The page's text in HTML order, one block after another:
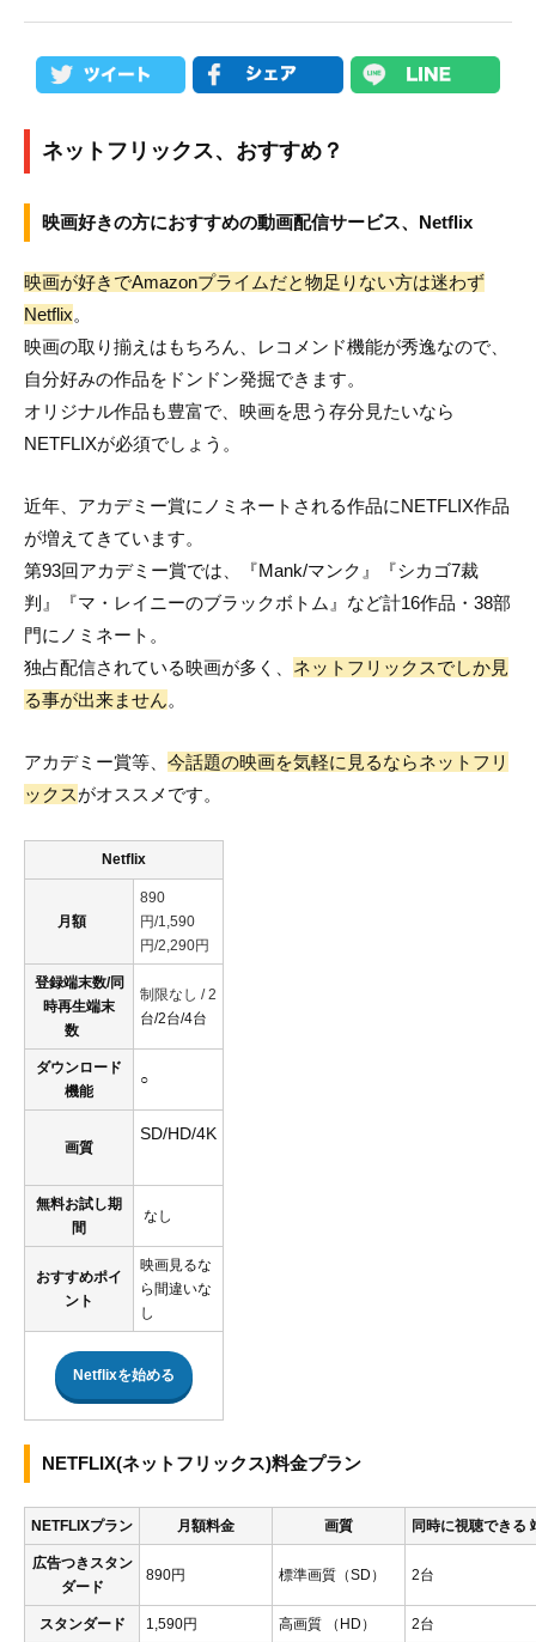
ネットフリックス、おすすめ？
映画好きの方におすすめの動画配信サービス、Netflix
映画が好きでAmazonプライムだと物足りない方は迷わず
Netflix。
映画の取り揃えはもちろん、レコメンド機能が秀逸なので、
自分好みの作品をドンドン発掘できます。
オリジナル作品も豊富で、映画を思う存分見たいなら
NETFLIXが必須でしょう。
近年、アカデミー賞にノミネートされる作品にNETFLIX作品
が増えてきています。
第93回アカデミー賞では、『Mank/マンク』『シカゴ7裁
判』『マ・レイニーのブラックボトム』など計16作品・38部
門にノミネート。
独占配信されている映画が多く、 ネットフリックスでしか見
る事が出来ません。
アカデミー賞等、 今話題の映画を気軽に見るならネットフリ
ックスがオススメです。
Netflix
月額
890
円/1,590
円/2,290円
登録端末数/同
時再生端末
数
制限なし / 2
台/2台/4台
ダウンロード
機能
○
画質
SD/HD/4K
無料お試し期
間
なし
おすすめポイ
ント
映画見るな
ら間違いな
し
Netflixを始める
NETFLIX(ネットフリックス)料金プラン
NETFLIXプラン 月額料金 画質 同時に視聴できる
広告つきスタン
ダード
890円 標準画質（SD） 2台
スタンダード 1,590円 高画質 （HD） 2台